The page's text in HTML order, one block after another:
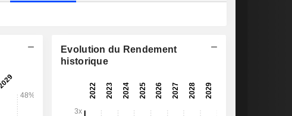
Evolution du Rendement
historique